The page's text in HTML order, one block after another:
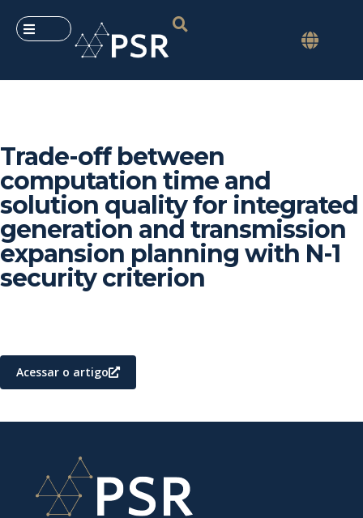
Trade-off between
computation time and
solution quality for integrated
generation and transmission
expansion planning with N-1
security criterion
Acessar o artigo